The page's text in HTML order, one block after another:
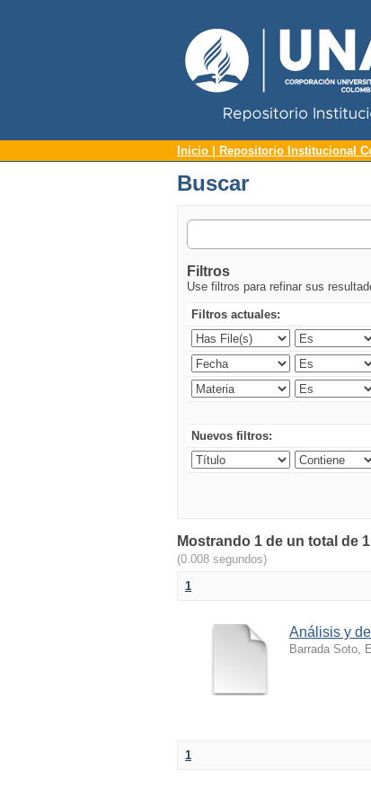
Buscar
Inicio | Repositorio Institucional
Buscar
Filtros
Use filtros para refinar sus
Filtros actuales:
Nuevos filtros:
Mostrando 1 de un total de
(0.008 segundos)
1
Análisis y
Barrada Soto,
1